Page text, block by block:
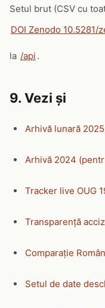
Setul brut (CSV cu
DOI Zenodo 10.5281/
la /api .
9. Vezi și
Arhivă lunară
Arhivă 2024
Tracker live OUG
Transparență
Comparație
Setul de date